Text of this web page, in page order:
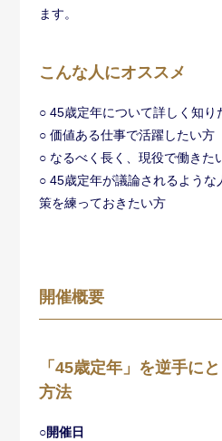
ます。
こんな人にオススメ
○ 45歳定年について詳しく知り
○ 価値ある仕事で活躍したい方
○ なるべく長く、現役で働きた
○ 45歳定年が議論されるような
策を練っておきたい方
開催概要
「45歳定年」を逆手に
方法
○開催日